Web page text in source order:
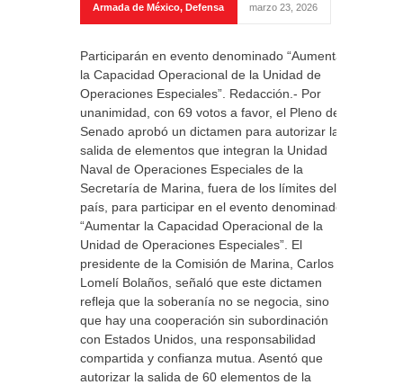
Armada de México, Defensa marzo 23, 2026
Participarán en evento denominado “Aumentar
la Capacidad Operacional de la Unidad de
Operaciones Especiales”. Redacción.- Por
unanimidad, con 69 votos a favor, el Pleno del
Senado aprobó un dictamen para autorizar la
salida de elementos que integran la Unidad
Naval de Operaciones Especiales de la
Secretaría de Marina, fuera de los límites del
país, para participar en el evento denominado
“Aumentar la Capacidad Operacional de la
Unidad de Operaciones Especiales”. El
presidente de la Comisión de Marina, Carlos
Lomelí Bolaños, señaló que este dictamen
refleja que la soberanía no se negocia, sino
que hay una cooperación sin subordinación
con Estados Unidos, una responsabilidad
compartida y confianza mutua. Asentó que
autorizar la salida de 60 elementos de la